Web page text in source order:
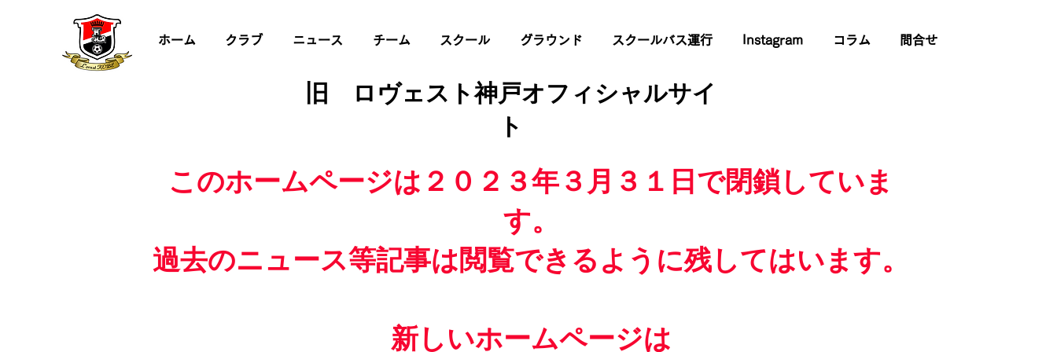
ホーム クラブ ニュース チーム スクール グラウンド スクールバス運行 Instagram コラム 問合せ
旧 ロヴェスト神戸オフィシャルサイ
ト
このホームページは２０２３年３月３１日で閉鎖していま
す。
過去のニュース等記事は閲覧できるように残してはいます。
新しいホームページは